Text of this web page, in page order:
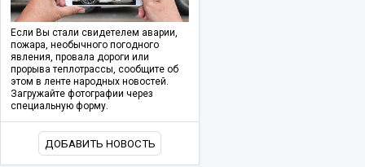
Если Вы стали свидетелем аварии,
пожара, необычного погодного
явления, провала дороги или
прорыва теплотрассы, сообщите об
этом в ленте народных новостей.
Загружайте фотографии через
специальную форму.
ДОБАВИТЬ НОВОСТЬ